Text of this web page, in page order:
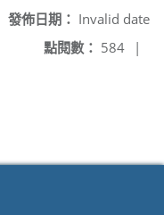
發佈日期： Invalid date
點閱數： 584 |